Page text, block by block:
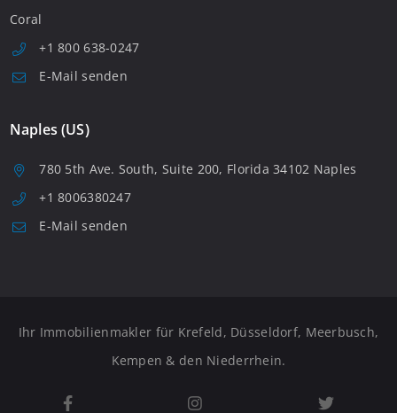
Coral
+1 800 638-0247
E-Mail senden
Naples (US)
780 5th Ave. South, Suite 200, Florida 34102 Naples
+1 8006380247
E-Mail senden
Ihr Immobilienmakler für Krefeld, Düsseldorf, Meerbusch,
Kempen & den Niederrhein.